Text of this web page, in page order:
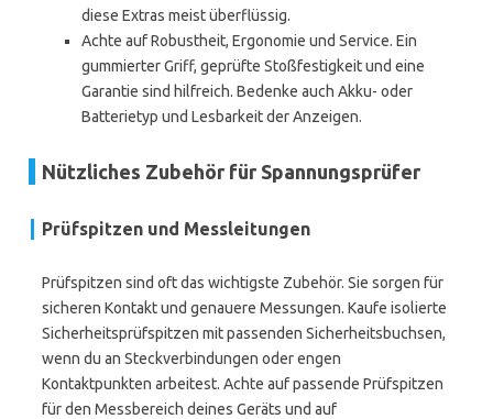
diese Extras meist überflüssig.
Achte auf Robustheit, Ergonomie und Service. Ein
gummierter Griff, geprüfte Stoßfestigkeit und eine
Garantie sind hilfreich. Bedenke auch Akku- oder
Batterietyp und Lesbarkeit der Anzeigen.
Nützliches Zubehör für Spannungsprüfer
Prüfspitzen und Messleitungen
Prüfspitzen sind oft das wichtigste Zubehör. Sie sorgen für
sicheren Kontakt und genauere Messungen. Kaufe isolierte
Sicherheitsprüfspitzen mit passenden Sicherheitsbuchsen,
wenn du an Steckverbindungen oder engen
Kontaktpunkten arbeitest. Achte auf passende Prüfspitzen
für den Messbereich deines Geräts und auf